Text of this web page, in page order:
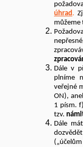
úhrad.
Dále v
plníme
veřejné
ON),
1 písm.
tzv.
Dále
dozvědět